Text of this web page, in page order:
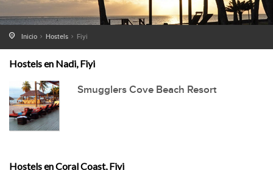
Inicio Hostels Fiyi
Hostels en Nadi, Fiyi
Smugglers Cove Beach Resort
Hostels en Coral Coast, Fiyi